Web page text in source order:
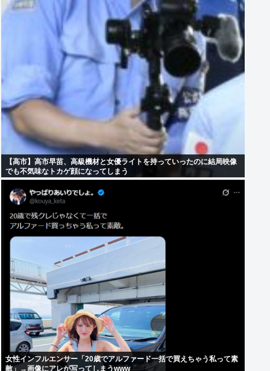
【高市】高市早苗、高級機材と女優ライトを持っていったのに結局映像
でも不気味なトカゲ顔になってしまう
女性インフルエンサー「20歳でアルファード一括で買えちゃう私って素
敵」→画像にアレが写ってしまうwww